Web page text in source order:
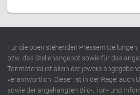
Für die oben stehenden
bzw. das Stellenangebot sowie für das
Tonmaterial ist allein der jeweils
verantwortlich. Dieser ist in der Regel auch
sowie der angehängten Bild-, Ton- und